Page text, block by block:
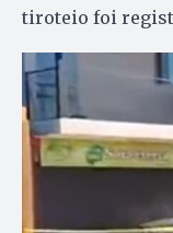
tiroteio foi